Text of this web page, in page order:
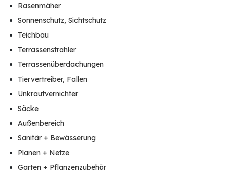
Rasenmäher
Sonnenschutz, Sichtschutz
Teichbau
Terrassenstrahler
Terrassenüberdachungen
Tiervertreiber, Fallen
Unkrautvernichter
Säcke
Außenbereich
Sanitär + Bewässerung
Planen + Netze
Garten + Pflanzenzubehör